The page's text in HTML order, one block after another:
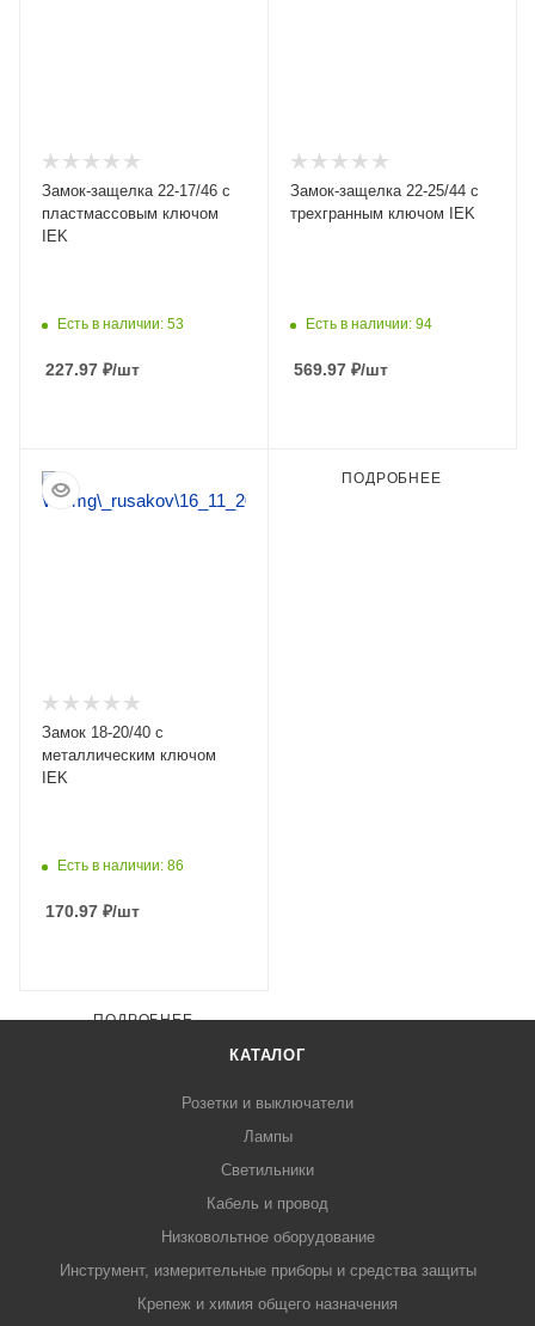
Замок-защелка 22-17/46 с
пластмассовым ключом
IEK
Есть в наличии: 53
227.97 ₽/шт
Замок-защелка 22-25/44 с
трехгранным ключом IEK
Есть в наличии: 94
569.97 ₽/шт
ПОДРОБНЕЕ
Замок 18-20/40 с
металлическим ключом
IEK
Есть в наличии: 86
170.97 ₽/шт
ПОДРОБНЕЕ
КАТАЛОГ
Розетки и выключатели
Лампы
Светильники
Кабель и провод
Низковольтное оборудование
Инструмент, измерительные приборы и средства защиты
Крепеж и химия общего назначения